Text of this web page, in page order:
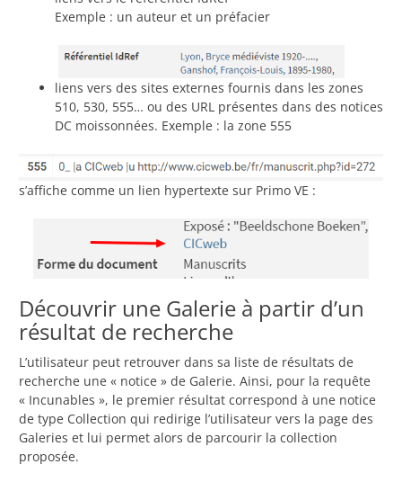
Exemple : un auteur et un préfacier
liens vers des sites externes fournis dans les zones
510, 530, 555… ou des URL présentes dans des notices
DC moissonnées. Exemple : la zone 555
s’affiche comme un lien hypertexte sur Primo VE :
Découvrir une Galerie à partir d’un
résultat de recherche
L’utilisateur peut retrouver dans sa liste de résultats de
recherche une « notice » de Galerie. Ainsi, pour la requête
« Incunables », le premier résultat correspond à une notice
de type Collection qui redirige l’utilisateur vers la page des
Galeries et lui permet alors de parcourir la collection
proposée.